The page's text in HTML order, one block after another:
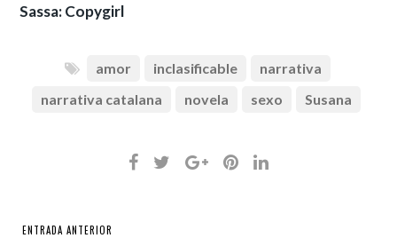
Sassa: Copygirl
amor inclasificable
narrativa
narrativa catalana
novela sexo Susana
ENTRADA ANTERIOR